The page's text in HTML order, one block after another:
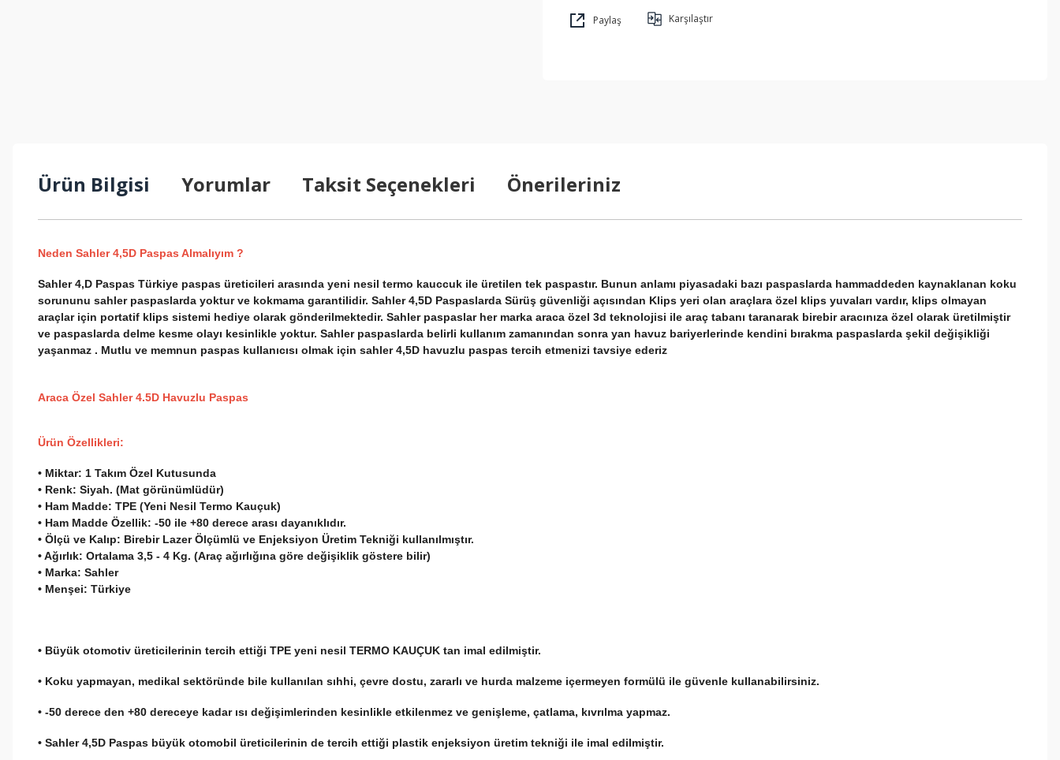
Paylaş Karşılaştır
Ürün Bilgisi Yorumlar Taksit Seçenekleri Önerileriniz
Neden Sahler 4,5D Paspas Almalıyım ?
Sahler 4,D Paspas Türkiye paspas üreticileri arasında yeni nesil termo kauccuk ile üretilen tek paspastır. Bunun anlamı piyasadaki bazı paspaslarda hammaddeden kaynaklanan koku
sorununu sahler paspaslarda yoktur ve kokmama garantilidir. Sahler 4,5D Paspaslarda Sürüş güvenliği açısından Klips yeri olan araçlara özel klips yuvaları vardır, klips olmayan
araçlar için portatif klips sistemi hediye olarak gönderilmektedir. Sahler paspaslar her marka araca özel 3d teknolojisi ile araç tabanı taranarak birebir aracınıza özel olarak üretilmiştir
ve paspaslarda delme kesme olayı kesinlikle yoktur. Sahler paspaslarda belirli kullanım zamanından sonra yan havuz bariyerlerinde kendini bırakma paspaslarda şekil değişikliği
yaşanmaz . Mutlu ve memnun paspas kullanıcısı olmak için sahler 4,5D havuzlu paspas tercih etmenizi tavsiye ederiz
Araca Özel Sahler 4.5D Havuzlu Paspas
Ürün Özellikleri:
• Miktar: 1 Takım Özel Kutusunda
• Renk: Siyah. (Mat görünümlüdür)
• Ham Madde: TPE (Yeni Nesil Termo Kauçuk)
• Ham Madde Özellik: -50 ile +80 derece arası dayanıklıdır.
• Ölçü ve Kalıp: Birebir Lazer Ölçümlü ve Enjeksiyon Üretim Tekniği kullanılmıştır.
• Ağırlık: Ortalama 3,5 - 4 Kg. (Araç ağırlığına göre değişiklik göstere bilir)
• Marka: Sahler
• Menşei: Türkiye
• Büyük otomotiv üreticilerinin tercih ettiği TPE yeni nesil TERMO KAUÇUK tan imal edilmiştir.
• Koku yapmayan, medikal sektöründe bile kullanılan sıhhi, çevre dostu, zararlı ve hurda malzeme içermeyen formülü ile güvenle kullanabilirsiniz.
• -50 derece den +80 dereceye kadar ısı değişimlerinden kesinlikle etkilenmez ve genişleme, çatlama, kıvrılma yapmaz.
• Sahler 4,5D Paspas büyük otomobil üreticilerinin de tercih ettiği plastik enjeksiyon üretim tekniği ile imal edilmiştir.